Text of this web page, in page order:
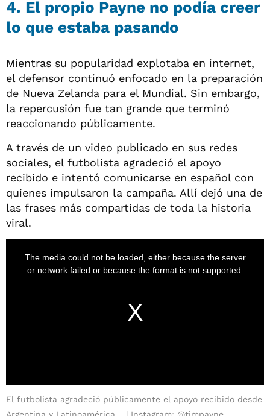
4. El propio Payne no podía creer
lo que estaba pasando
Mientras su popularidad explotaba en internet,
el defensor continuó enfocado en la preparación
de Nueva Zelanda para el Mundial. Sin embargo,
la repercusión fue tan grande que terminó
reaccionando públicamente.
A través de un video publicado en sus redes
sociales, el futbolista agradeció el apoyo
recibido e intentó comunicarse en español con
quienes impulsaron la campaña. Allí dejó una de
las frases más compartidas de toda la historia
viral.
El futbolista agradeció públicamente el apoyo recibido desde